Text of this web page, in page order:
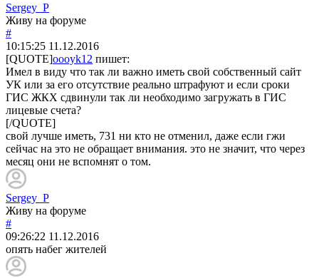
Sergey_P
Живу на форуме
#
10:15:25 11.12.2016
[QUOTE]oooyk12 пишет:
Имел в виду что так ли важно иметь свой собственный сайт
УК или за его отсутствие реально штрафуют и если сроки
ГИС ЖКХ сдвинули так ли необходимо загружать в ГИС
лицевые счета?
[/QUOTE]
свой лучше иметь, 731 ни кто не отменил, даже если гжи
сейчас на это не обращает внимания. это не значит, что через
месяц они не вспомнят о том.
Sergey_P
Живу на форуме
#
09:26:22 11.12.2016
опять набег жителей